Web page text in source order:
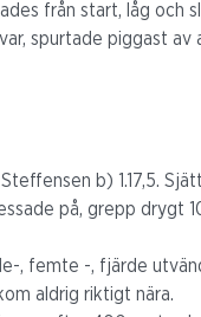
från start, låg
spurtade piggast av
b) 1.17,5.
på, grepp drygt
, femte -, fjärde
aldrig riktigt nära.